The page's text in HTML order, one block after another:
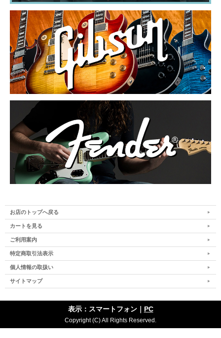
お店のトップへ戻る
カートを見る
ご利用案内
特定商取引法表示
個人情報の取扱い
サイトマップ
表示：スマートフォン｜ PC
Copyright (C) All Rights Reserved.